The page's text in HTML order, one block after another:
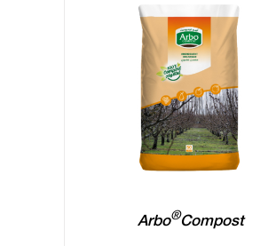
Arbo®Compost